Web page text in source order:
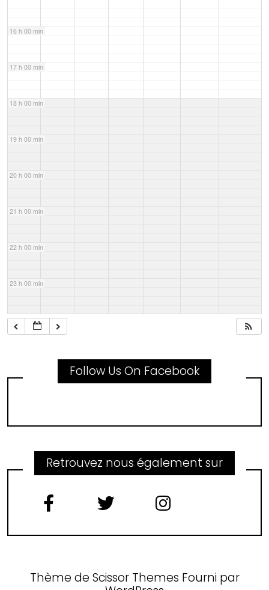
16 h 00 min
17 h 00 min
18 h 00 min
19 h 00 min
20 h 00 min
21 h 00 min
22 h 00 min
23 h 00 min
Follow Us On Facebook
Retrouvez nous également sur
Thème de Scissor Themes Fourni par